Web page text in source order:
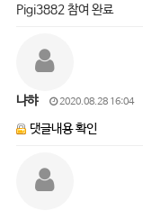
Pigi3882 참여 완료
냐햐 2020.08.28 16:04
댓글내용 확인